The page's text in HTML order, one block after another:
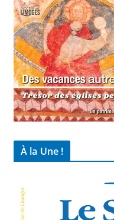
À la Une !